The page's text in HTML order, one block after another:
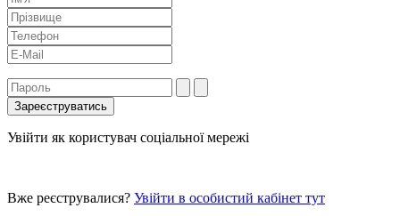
Увійти як користувач соціальної мережі
Вже реєструвалися? Увійти в особистий кабінет тут